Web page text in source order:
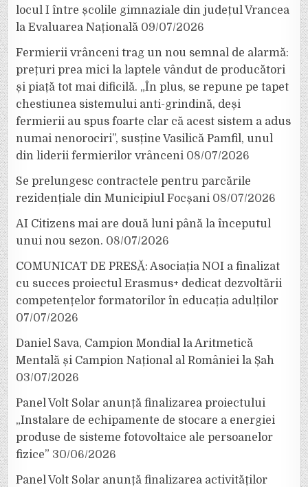
locul I între școlile gimnaziale din județul Vrancea
la Evaluarea Națională 09/07/2026
Fermierii vrânceni trag un nou semnal de alarmă:
prețuri prea mici la laptele vândut de producători
și piață tot mai dificilă. „În plus, se repune pe tapet
chestiunea sistemului anti-grindină, deși
fermierii au spus foarte clar că acest sistem a adus
numai nenorociri”, susține Vasilică Pamfil, unul
din liderii fermierilor vrânceni 08/07/2026
Se prelungesc contractele pentru parcările
rezidențiale din Municipiul Focșani 08/07/2026
AI Citizens mai are două luni până la începutul
unui nou sezon. 08/07/2026
COMUNICAT DE PRESĂ: Asociația NOI a finalizat
cu succes proiectul Erasmus+ dedicat dezvoltării
competențelor formatorilor în educația adulților
07/07/2026
Daniel Sava, Campion Mondial la Aritmetică
Mentală și Campion Național al României la Șah
03/07/2026
Panel Volt Solar anunță finalizarea proiectului
„Instalare de echipamente de stocare a energiei
produse de sisteme fotovoltaice ale persoanelor
fizice” 30/06/2026
Panel Volt Solar anunță finalizarea activităților